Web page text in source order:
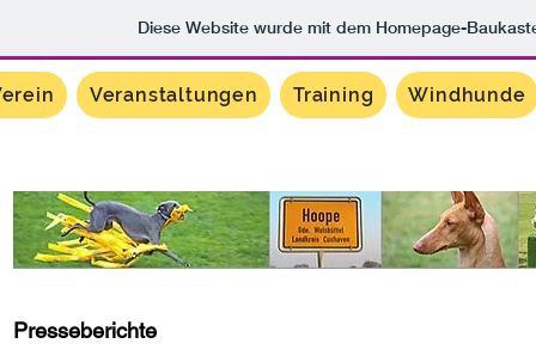
Diese Website wurde mit dem Homepage-
Veranstaltungen Training Windhunde
Presseberichte